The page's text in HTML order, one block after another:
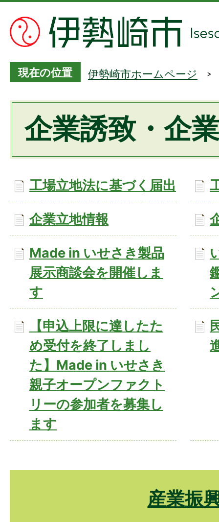
現在の位置 伊勢崎市ホームページ
企業誘致・企
工場立地法に基づく届出
企業立地情報
Made in いせさき製品
展示商談会を開催しま
す
【申込上限に達したた
め受付を終了しまし
た】Made in いせさき
親子オープンファクト
リーの参加者を募集し
ます
産業振